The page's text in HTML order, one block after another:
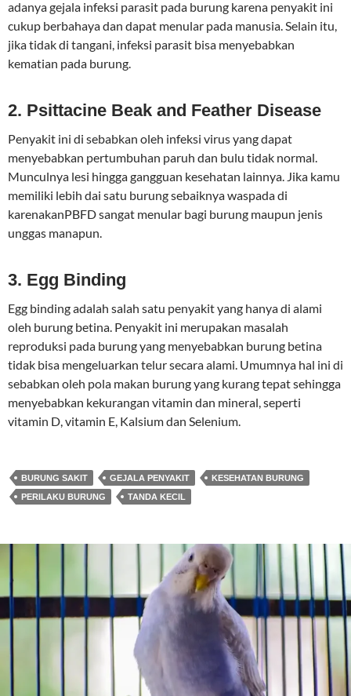
adanya gejala infeksi parasit pada burung karena penyakit ini
cukup berbahaya dan dapat menular pada manusia. Selain itu,
jika tidak di tangani, infeksi parasit bisa menyebabkan
kematian pada burung.
2. Psittacine Beak and Feather Disease
Penyakit ini di sebabkan oleh infeksi virus yang dapat
menyebabkan pertumbuhan paruh dan bulu tidak normal.
Munculnya lesi hingga gangguan kesehatan lainnya. Jika kamu
memiliki lebih dai satu burung sebaiknya waspada di
karenakanPBFD sangat menular bagi burung maupun jenis
unggas manapun.
3. Egg Binding
Egg binding adalah salah satu penyakit yang hanya di alami
oleh burung betina. Penyakit ini merupakan masalah
reproduksi pada burung yang menyebabkan burung betina
tidak bisa mengeluarkan telur secara alami. Umumnya hal ini di
sebabkan oleh pola makan burung yang kurang tepat sehingga
menyebabkan kekurangan vitamin dan mineral, seperti
vitamin D, vitamin E, Kalsium dan Selenium.
BURUNG SAKIT GEJALA PENYAKIT
KESEHATAN BURUNG
PERILAKU BURUNG
TANDA KECIL